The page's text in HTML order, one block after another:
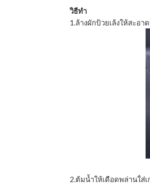
วิธีทำ
1.ล้างผักป้วยเล้งให้สะอ
2.ต้มนํ้าให้เดือดพล่านใ่ส่